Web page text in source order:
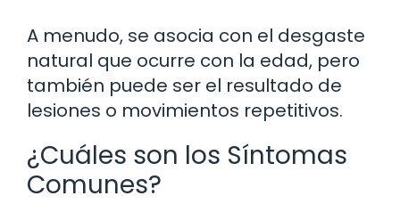
A menudo, se asocia con el desgaste
natural que ocurre con la edad, pero
también puede ser el resultado de
lesiones o movimientos repetitivos.
¿Cuáles son los Síntomas
Comunes?